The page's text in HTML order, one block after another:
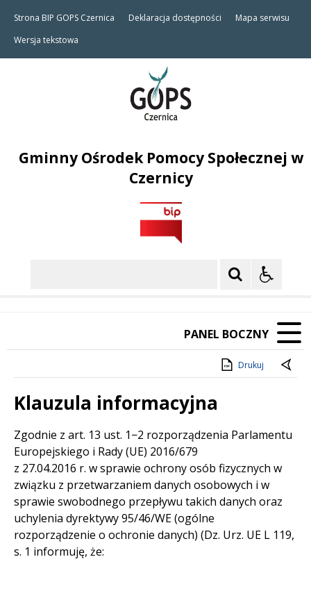
Strona BIP GOPS Czernica Deklaracja dostępności
Mapa serwisu
Wersja tekstowa
Gminny Ośrodek Pomocy Społecznej w
Czernicy
PANEL BOCZNY
Drukuj
Klauzula informacyjna
Treść
Zgodnie z art. 13 ust. 1−2 rozporządzenia Parlamentu
Europejskiego i Rady (UE) 2016/679
z 27.04.2016 r. w sprawie ochrony osób fizycznych w
związku z przetwarzaniem danych osobowych i w
sprawie swobodnego przepływu takich danych oraz
uchylenia dyrektywy 95/46/WE (ogólne
rozporządzenie o ochronie danych) (Dz. Urz. UE L 119,
s. 1 informuję, że: